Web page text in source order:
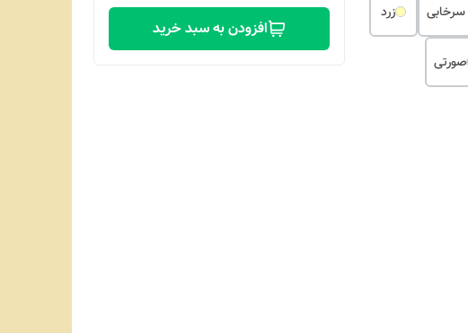
سرخابی زرد
صورتی
افزودن به سبد خرید